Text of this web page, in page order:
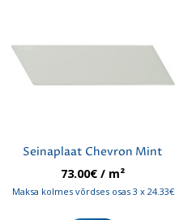
Seinaplaat Chevron Mint
73.00€ / m²
Maksa kolmes võrdses osas 3 x 24.33€